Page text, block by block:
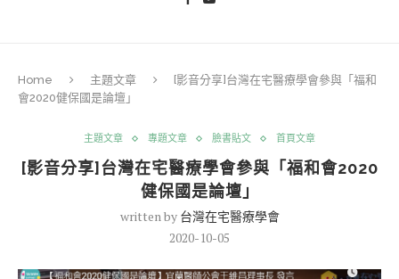
Home 主題文章
[影音分享]台灣在宅醫療學會參與「福和
會2020健保國是論壇」
主題文章 專題文章 臉書貼文 首頁文章
[影音分享]台灣在宅醫療學會參與「福和會2020
健保國是論壇」
written by 台灣在宅醫療學會
2020-10-05